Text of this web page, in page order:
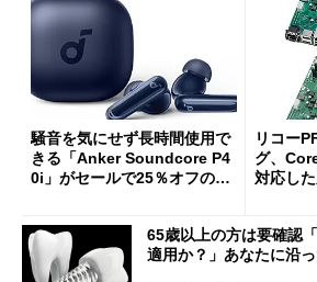
騒音を気にせず長時間使用で
きる「Anker Soundcore P4
0i」がセールで25％オフの59
リコー
グ、
対応し
65歳以上の方は要確認
適用か？」あなたに沿